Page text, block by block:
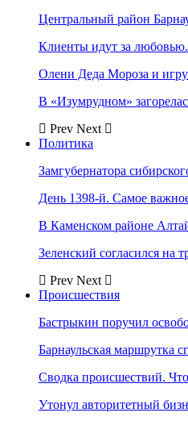
Центральный район
Клиенты идут за
Олени Деда Мороза и
В «Изумрудном»
Prev Next
Политика
Замгубернатора
День 1398-й. Самое
В Каменском районе
Зеленский согласился
Prev Next
Происшествия
Бастрыкин поручил
Барнаульская маршрутка
Сводка происшествий.
Утонул авторитетный